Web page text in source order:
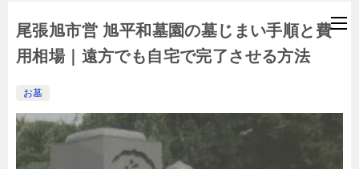
尾張旭市営 旭平和墓園の墓じまい手順と費
用相場｜遠方でも自宅で完了させる方法
お墓